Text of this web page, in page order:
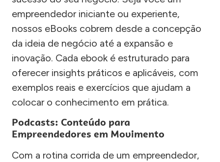
empreendedor iniciante ou experiente,
nossos eBooks cobrem desde a concepção
da ideia de negócio até a expansão e
inovação. Cada ebook é estruturado para
oferecer insights práticos e aplicáveis, com
exemplos reais e exercícios que ajudam a
colocar o conhecimento em prática.
Podcasts: Conteúdo para
Empreendedores em Movimento
Com a rotina corrida de um empreendedor,